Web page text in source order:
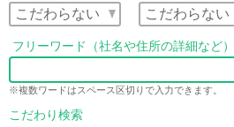
フリーワード（社名や住所の詳細など）
※複数ワードはスペース区切りで入力できます。
こだわり検索